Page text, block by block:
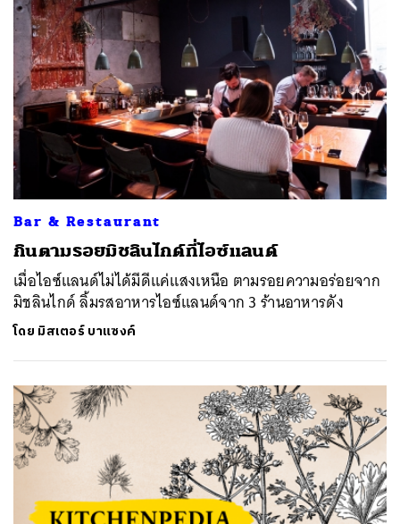
Bar & Restaurant
กินตามรอยมิชลินไกด์ที่ไอซ์แลนด์
เมื่อไอซ์แลนด์ไม่ได้มีดีแค่แสงเหนือ ตามรอยความอร่อยจาก
มิชลินไกด์ ลิ้มรสอาหารไอซ์แลนด์จาก 3 ร้านอาหารดัง
โดย มิสเตอร์ บาแซงค์
ค้นหา
SHARE TWEET LINE EMAIL